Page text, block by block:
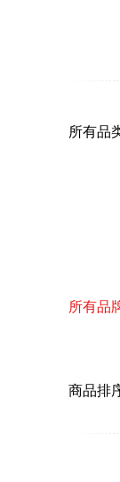
所有品
所有品
商品排